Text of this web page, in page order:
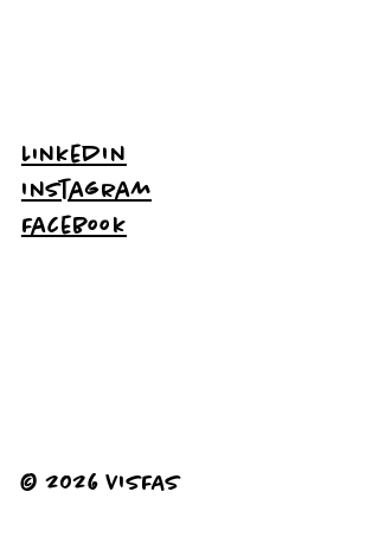
Facebook
Instagram
LinkedIn
© 2026 VISFAS